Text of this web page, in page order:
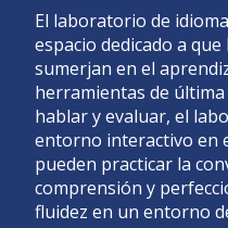
El laboratorio de
espacio dedicado a
sumerjan en el
herramientas de
hablar y evaluar, el
entorno interactivo en
pueden practicar la
comprensión y
fluidez en un entorno